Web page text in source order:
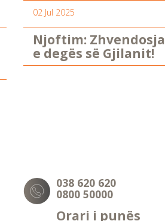
02 Jul 2025
Njoftim: Zhvendosja
e degës së Gjilanit!
038 620 620
0800 50000
Orari i punës